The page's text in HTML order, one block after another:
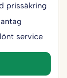
prissäkring
service